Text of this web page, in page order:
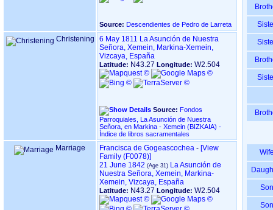
Source: Descendientes de Pedro de Larreta
Christening 6 May 1811 La Asunción de Nuestra
Señora, Xemein, Markina-Xemein,
Vizcaya, España
Latitude: N43.27 Longitude: W2.504
Source: Fondos
Parroquiales, La Asunción de Nuestra
Señora, en Markina - Xemein ‏(BIZKAIA)‏ -
Índice de libros sacramentales
Marriage Francisca de Gogeascochea - ‎[View
Family ‎(F0078)‎‎]
21 June 1842
La Asunción de
Nuestra Señora, Xemein, Markina-
Xemein, Vizcaya, España
Latitude: N43.27 Longitude: W2.504